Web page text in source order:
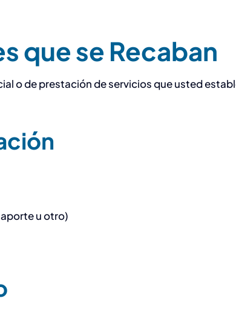
que se Recaban
o de prestación de servicios que usted
u otro)